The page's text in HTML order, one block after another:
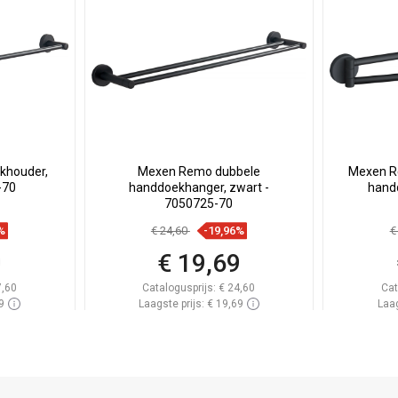
Mexen Remo dubbele
handdoekhanger, zwart -
7050725-70
€ 24,60 -19,96%
€ 19,69
Catalogusprijs: € 24,60
Laagste prijs: € 19,69
Mexen